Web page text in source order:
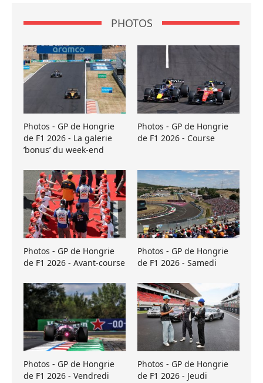
PHOTOS
Photos - GP de Hongrie
de F1 2026 - La galerie
’bonus’ du week-end
Photos - GP de Hongrie
de F1 2026 - Course
Photos - GP de Hongrie
de F1 2026 - Avant-course
Photos - GP de Hongrie
de F1 2026 - Samedi
Photos - GP de Hongrie
de F1 2026 - Vendredi
Photos - GP de Hongrie
de F1 2026 - Jeudi